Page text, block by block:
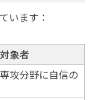
います：
対象者
攻分野に自信の